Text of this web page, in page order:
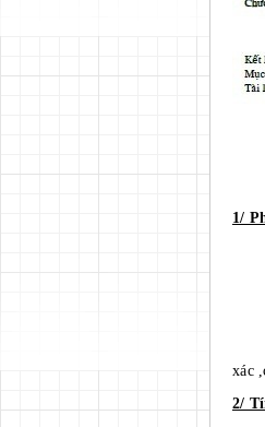
1/
-
-
xác
2/